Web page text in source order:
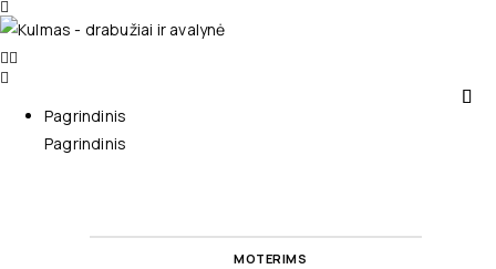
Pagrindinis
Pagrindinis
MOTERIMS